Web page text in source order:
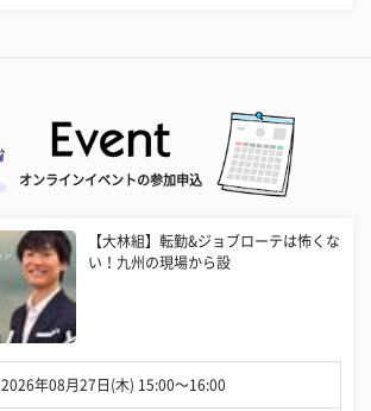
オンラインイベントの参加申込
【大林組】転勤&ジョブローテは怖くな
い！九州の現場から設
2026年08月27日(木) 15:00〜16:00